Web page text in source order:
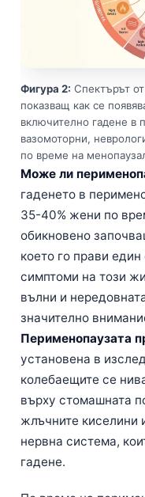
Фигура 2: Спектърът
показващ как се
включително гадене в
вазомоторни,
по време на
Може ли
гаденето в
35-40% жени по
обикновено
което го прави
симптоми на този
вълни и
значително
Перименопаузата
установена в
колебаещите се
върху стомашната
жлъчните киселини
нервна система,
гадене.